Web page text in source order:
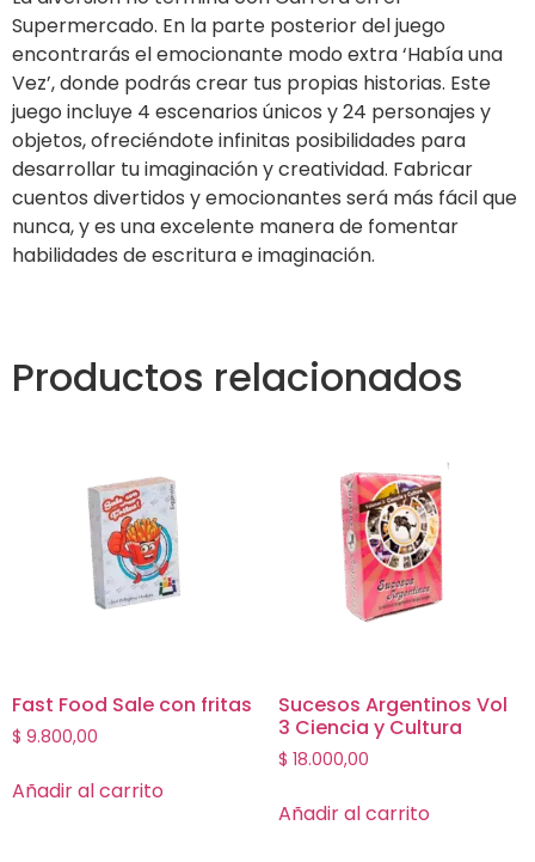
Supermercado. En la parte posterior del juego
encontrarás el emocionante modo extra ‘Había una
Vez’, donde podrás crear tus propias historias. Este
juego incluye 4 escenarios únicos y 24 personajes y
objetos, ofreciéndote infinitas posibilidades para
desarrollar tu imaginación y creatividad. Fabricar
cuentos divertidos y emocionantes será más fácil que
nunca, y es una excelente manera de fomentar
habilidades de escritura e imaginación.
Productos relacionados
Fast Food Sale con fritas
$ 9.800,00
Añadir al carrito
Sucesos Argentinos Vol
3 Ciencia y Cultura
$ 18.000,00
Añadir al carrito